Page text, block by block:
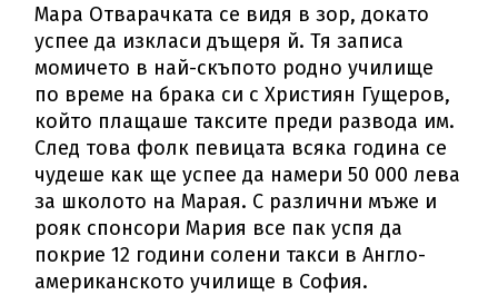
Мара Отварачката се видя в зор, докато
успее да изкласи дъщеря й. Тя записа
момичето в най-скъпото родно училище
по време на брака си с Християн Гущеров,
който плащаше таксите преди развода им.
След това фолк певицата всяка година се
чудеше как ще успее да намери 50 000 лева
за школото на Марая. С различни мъже и
рояк спонсори Мария все пак успя да
покрие 12 години солени такси в Англо-
американското училище в София.